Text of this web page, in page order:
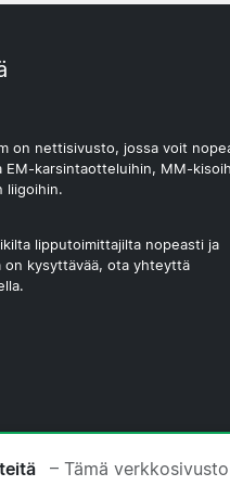
on nettisivusto, jossa voit
EM-karsintaotteluihin, MM-
liigoihin.
lipputoimittajilta nopeasti ja
on kysyttävää, ota yhteyttä
– Tämä